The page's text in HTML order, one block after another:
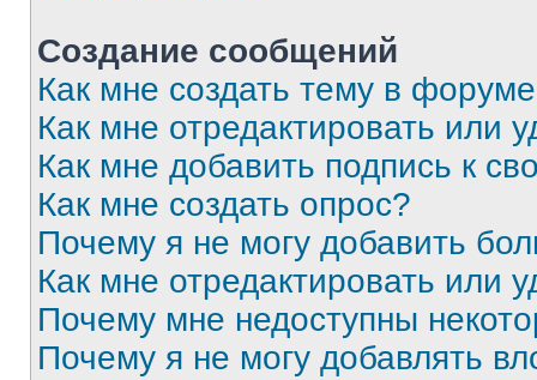
Создание сообщений
Как мне создать тему в
Как мне отредактировать или
Как мне добавить подпись к
Как мне создать опрос?
Почему я не могу добавить
Как мне отредактировать или
Почему мне недоступны
Почему я не могу добавлять